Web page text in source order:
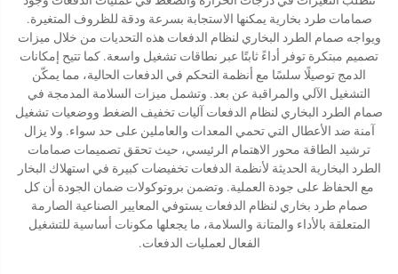
صمامات طرد بخارية يمكنها الاستجابة بسرعة ودقة للظروف المتغيرة.
ويواجه صمام الطرد البخاري لنظام الدفعات هذه التحديات من خلال ميزات
تصميم مبتكرة توفر أداءً ثابتًا عبر نطاقات تشغيل واسعة. كما تتيح إمكانات
الدمج توصيلًا سلسًا مع أنظمة التحكم في الدفعات الحالية، مما يمكّن
التشغيل الآلي والمراقبة عن بعد. وتشمل ميزات السلامة المدمجة في
صمام الطرد البخاري لنظام الدفعات آليات تخفيف الضغط ووضعيات تشغيل
آمنة ضد الأعطال التي تحمي المعدات والعاملين على حد سواء. ولا يزال
ترشيد الطاقة محور الاهتمام الرئيسي، حيث تحقق تصميمات صمامات
الطرد البخارية الحديثة لأنظمة الدفعات تخفيضات كبيرة في استهلاك البخار
مع الحفاظ على جودة العملية. وتضمن بروتوكولات ضمان الجودة أن كل
صمام طرد بخاري لنظام الدفعات يستوفي المعايير الصناعية الصارمة
المتعلقة بالأداء والمتانة والسلامة، ما يجعلها مكونات أساسية للتشغيل
الفعال لعمليات الدفعات.